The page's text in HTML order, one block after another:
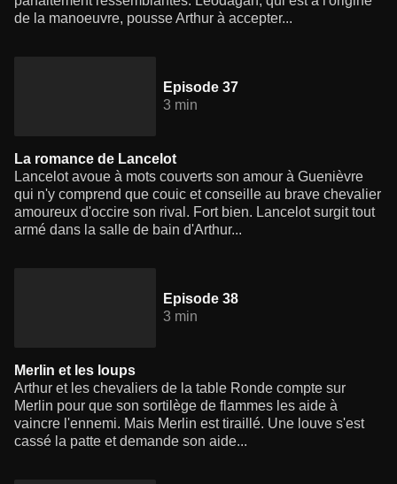
de la manoeuvre, pousse Arthur à accepter...
Episode 37
3 min
La romance de Lancelot
Lancelot avoue à mots couverts son amour à Guenièvre
qui n'y comprend que couic et conseille au brave chevalier
amoureux d'occire son rival. Fort bien. Lancelot surgit tout
armé dans la salle de bain d'Arthur...
Episode 38
3 min
Merlin et les loups
Arthur et les chevaliers de la table Ronde compte sur
Merlin pour que son sortilège de flammes les aide à
vaincre l'ennemi. Mais Merlin est tiraillé. Une louve s'est
cassé la patte et demande son aide...